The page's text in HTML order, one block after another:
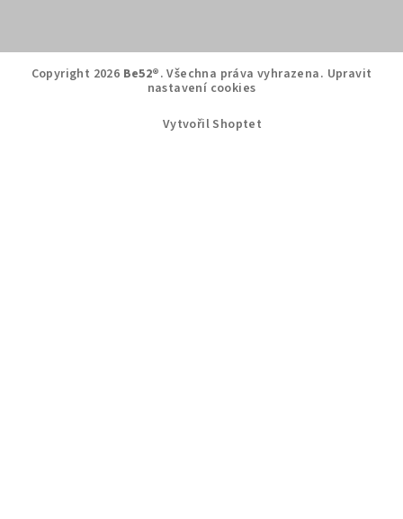
Copyright 2026 Be52®. Všechna práva vyhrazena. Upravit
nastavení cookies
Vytvořil Shoptet